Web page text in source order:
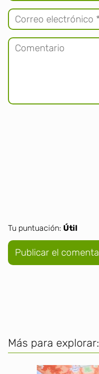
Tu puntuación: Útil
Más para explorar: